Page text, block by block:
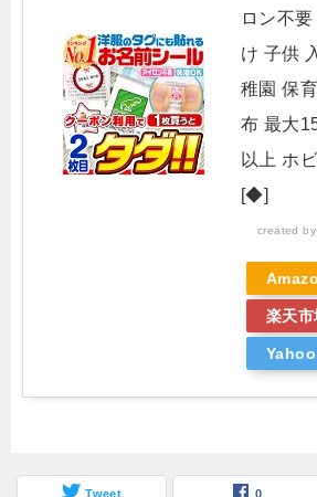
ロン不
け 子供
稚園 保
布 最大
以上 ホ
[◆]
created
楽天市
Yahoo
Tweet 0